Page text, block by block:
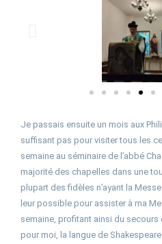
Je passais ensuite un mois aux
suffisant pas pour visiter tous les
semaine au séminaire de l’abbé
majorité des chapelles dans une
plupart des fidèles n’ayant la
leur possible pour assister à ma
semaine, profitant ainsi du secours
pour moi, la langue de